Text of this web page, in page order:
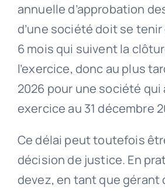
annuelle d’approbation
d’une société doit se
6 mois qui suivent la
l’exercice, donc au plus
2026 pour une société qui
exercice au 31 décembre
Ce délai peut toutefois
décision de justice. En
devez, en tant que gérant